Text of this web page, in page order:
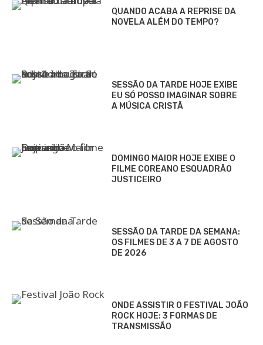
QUANDO ACABA A REPRISE DA
NOVELA ALÉM DO TEMPO?
SESSÃO DA TARDE HOJE EXIBE
EU SÓ POSSO IMAGINAR SOBRE
A MÚSICA CRISTÃ
DOMINGO MAIOR HOJE EXIBE O
FILME COREANO ESQUADRÃO
JUSTICEIRO
SESSÃO DA TARDE DA SEMANA:
OS FILMES DE 3 A 7 DE AGOSTO
DE 2026
ONDE ASSISTIR O FESTIVAL JOÃO
ROCK HOJE: 3 FORMAS DE
TRANSMISSÃO